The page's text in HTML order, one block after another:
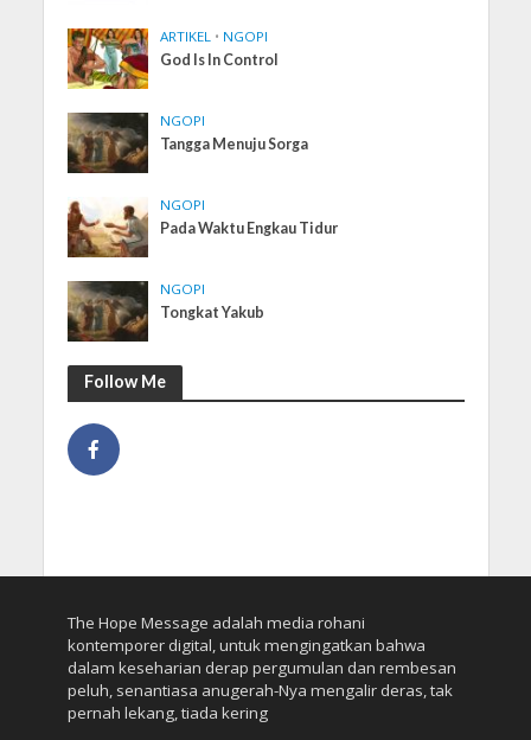
ARTIKEL • NGOPI
God Is In Control
NGOPI
Tangga Menuju Sorga
NGOPI
Pada Waktu Engkau Tidur
NGOPI
Tongkat Yakub
Follow Me
The Hope Message adalah media rohani
kontemporer digital, untuk mengingatkan bahwa
dalam keseharian derap pergumulan dan rembesan
peluh, senantiasa anugerah-Nya mengalir deras, tak
pernah lekang, tiada kering